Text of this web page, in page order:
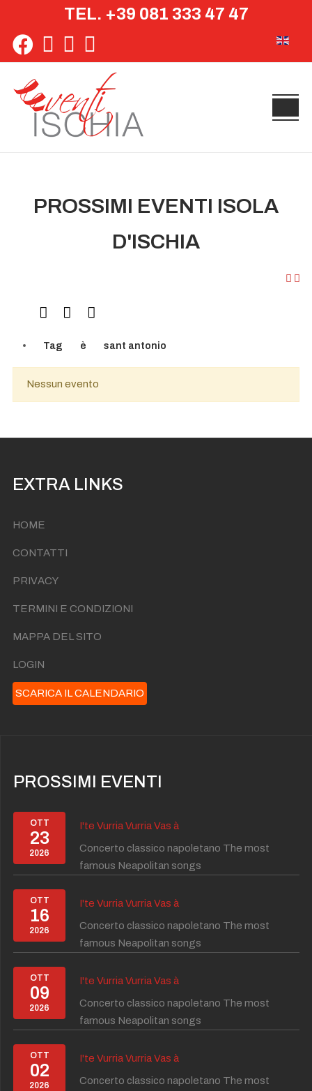
TEL. +39 081 333 47 47
PROSSIMI EVENTI ISOLA
D'ISCHIA
Tag è sant antonio
Nessun evento
EXTRA LINKS
HOME
CONTATTI
PRIVACY
TERMINI E CONDIZIONI
MAPPA DEL SITO
LOGIN
SCARICA IL CALENDARIO
PROSSIMI EVENTI
OTT
23
2026
I'te Vurria Vurria Vas à
Concerto classico napoletano The most
famous Neapolitan songs
OTT
16
2026
I'te Vurria Vurria Vas à
Concerto classico napoletano The most
famous Neapolitan songs
OTT
09
2026
I'te Vurria Vurria Vas à
Concerto classico napoletano The most
famous Neapolitan songs
OTT
02
2026
I'te Vurria Vurria Vas à
Concerto classico napoletano The most